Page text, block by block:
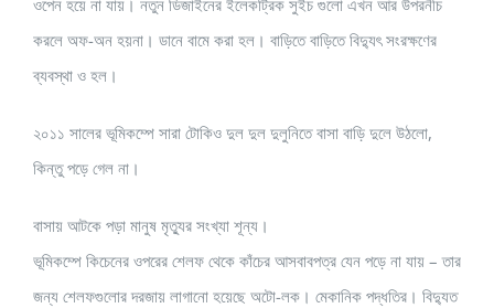
করলে অফ-অন হয়না। ডানে বামে করা হল। বাড়িতে বাড়িতে বিদ্যুৎ সংরক্ষণের
ব্যবস্থা ও হল।
২০১১ সালের ভূমিকম্পে সারা টোকিও দুল দুল দুলুনিতে বাসা বাড়ি দুলে উঠলো,
কিন্তু পড়ে গেল না।
বাসায় আটকে পড়া মানুষ মৃত্যুর সংখ্যা শূন্য।
ভূমিকম্পে কিচেনের ওপরের শেলফ থেকে কাঁচের আসবাবপত্র যেন পড়ে না যায় – তার
জন্য শেলফগুলোর দরজায় লাগানো হয়েছে অটো-লক। মেকানিক পদ্ধতির। বিদ্যুত